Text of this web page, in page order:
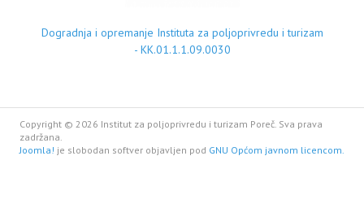
Dogradnja i opremanje Instituta za poljoprivredu i turizam
- KK.01.1.1.09.0030
Copyright © 2026 Institut za poljoprivredu i turizam Poreč. Sva prava
zadržana.
Joomla! je slobodan softver objavljen pod GNU Općom javnom licencom.